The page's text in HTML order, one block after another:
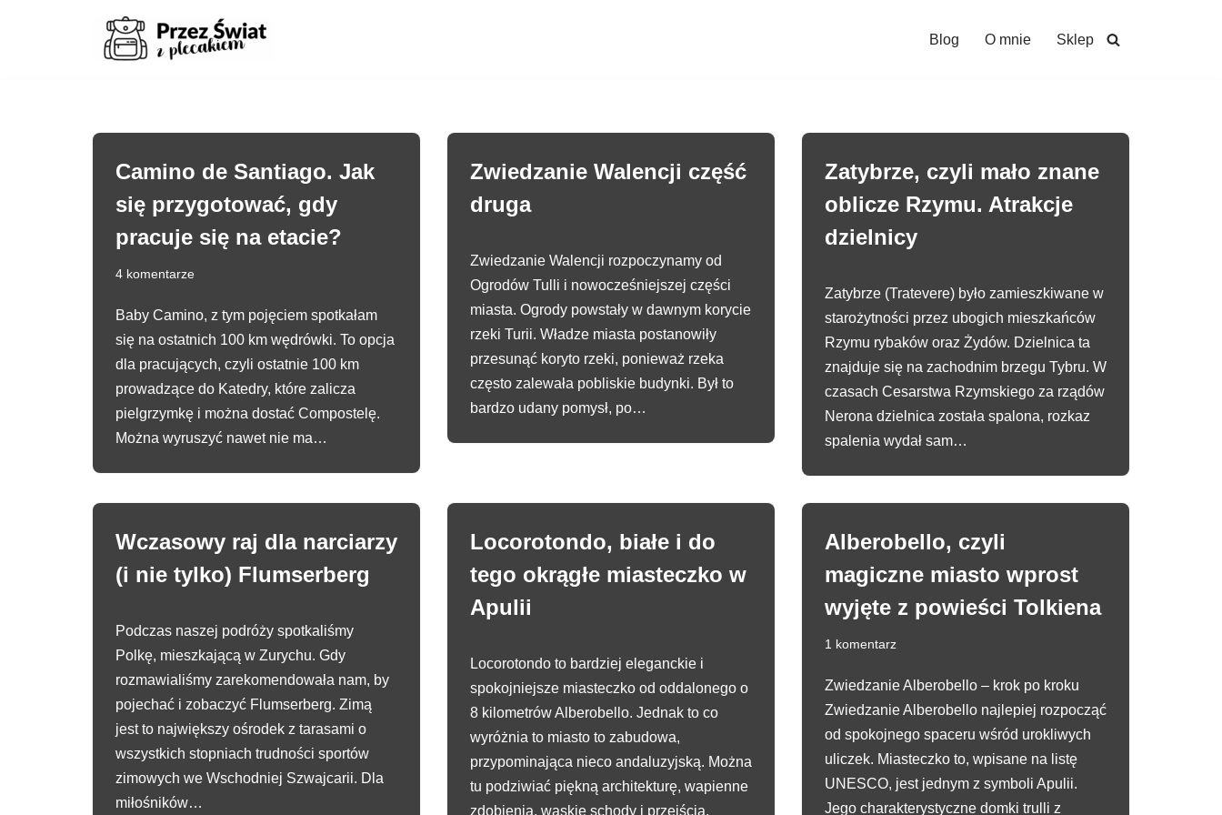
Blog O mnie Sklep
Camino de Santiago. Jak
się przygotować, gdy
pracuje się na etacie?
4 komentarze
Baby Camino, z tym pojęciem spotkałam
się na ostatnich 100 km wędrówki. To opcja
dla pracujących, czyli ostatnie 100 km
prowadzące do Katedry, które zalicza
pielgrzymkę i można dostać Compostelę.
Można wyruszyć nawet nie ma…
Zwiedzanie Walencji część
druga
Zwiedzanie Walencji rozpoczynamy od
Ogrodów Tulli i nowocześniejszej części
miasta. Ogrody powstały w dawnym korycie
rzeki Turii. Władze miasta postanowiły
przesunąć koryto rzeki, ponieważ rzeka
często zalewała pobliskie budynki. Był to
bardzo udany pomysł, po…
Zatybrze, czyli mało znane
oblicze Rzymu. Atrakcje
dzielnicy
Zatybrze (Tratevere) było zamieszkiwane w
starożytności przez ubogich mieszkańców
Rzymu rybaków oraz Żydów. Dzielnica ta
znajduje się na zachodnim brzegu Tybru. W
czasach Cesarstwa Rzymskiego za rządów
Nerona dzielnica została spalona, rozkaz
spalenia wydał sam…
Wczasowy raj dla narciarzy
(i nie tylko) Flumserberg
Podczas naszej podróży spotkaliśmy
Polkę, mieszkającą w Zurychu. Gdy
rozmawialiśmy zarekomendowała nam, by
pojechać i zobaczyć Flumserberg. Zimą
jest to największy ośrodek z tarasami o
wszystkich stopniach trudności sportów
zimowych we Wschodniej Szwajcarii. Dla
miłośników…
Locorotondo, białe i do
tego okrągłe miasteczko w
Apulii
Locorotondo to bardziej eleganckie i
spokojniejsze miasteczko od oddalonego o
8 kilometrów Alberobello. Jednak to co
wyróżnia to miasto to zabudowa,
przypominająca nieco andaluzyjską. Można
tu podziwiać piękną architekturę, wapienne
zdobienia, wąskie schody i przejścia,
Alberobello, czyli
magiczne miasto wprost
wyjęte z powieści Tolkiena
1 komentarz
Zwiedzanie Alberobello – krok po kroku
Zwiedzanie Alberobello najlepiej rozpocząć
od spokojnego spaceru wśród urokliwych
uliczek. Miasteczko to, wpisane na listę
UNESCO, jest jednym z symboli Apulii.
Jego charakterystyczne domki trulli z